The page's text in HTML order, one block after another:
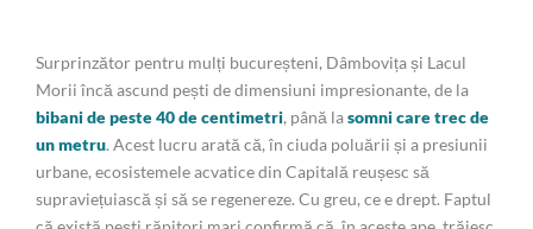
Surprinzător pentru mulți bucureșteni, Dâmbovița și Lacul
Morii încă ascund pești de dimensiuni impresionante, de la
bibani de peste 40 de centimetri, până lasomni care trec de
un metru. Acest lucru arată că, în ciuda poluării și a presiunii
urbane, ecosistemele acvatice din Capitală reușesc să
supraviețuiască și să se regenereze. Cu greu, ce e drept. Faptul